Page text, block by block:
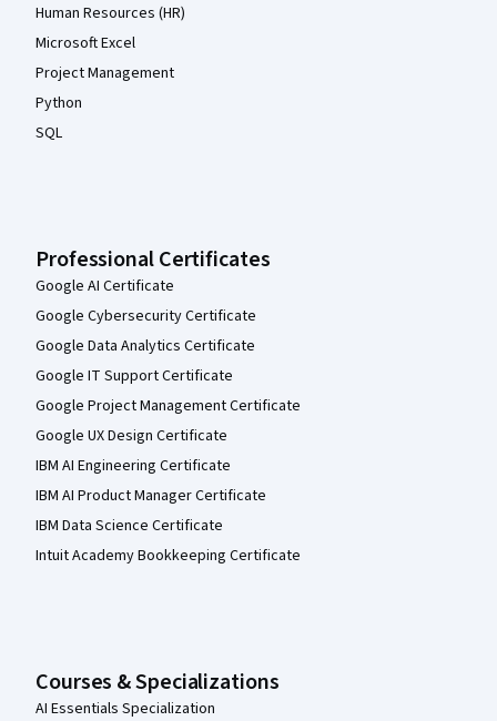
Human Resources (HR)
Microsoft Excel
Project Management
Python
SQL
Professional Certificates
Google AI Certificate
Google Cybersecurity Certificate
Google Data Analytics Certificate
Google IT Support Certificate
Google Project Management Certificate
Google UX Design Certificate
IBM AI Engineering Certificate
IBM AI Product Manager Certificate
IBM Data Science Certificate
Intuit Academy Bookkeeping Certificate
Courses & Specializations
AI Essentials Specialization